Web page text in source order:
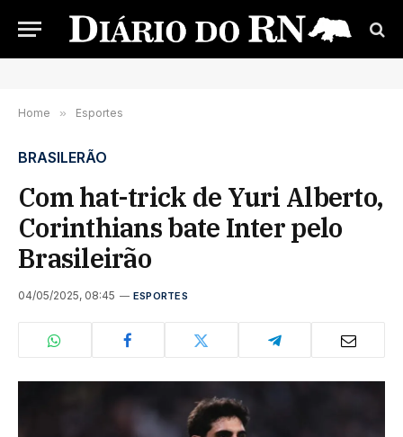
Home » Esportes
BRASILERÃO
Com hat-trick de Yuri Alberto,
Corinthians bate Inter pelo
Brasileirão
04/05/2025, 08:45 ESPORTES